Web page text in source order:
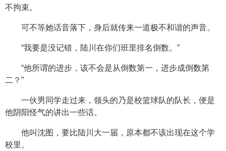
不拘束。
可不等她话音落下，身后就传来一道极不和谐的声音。
“我要是没记错，陆川在你们班里排名倒数。”
“他所谓的进步，该不会是从倒数第一，进步成倒数第
二？”
一伙男同学走过来，领头的乃是校篮球队的队长，便是
他阴阳怪气的讲出一些话。
他叫沈图，要比陆川大一届，原本都不该出现在这个学
校里。